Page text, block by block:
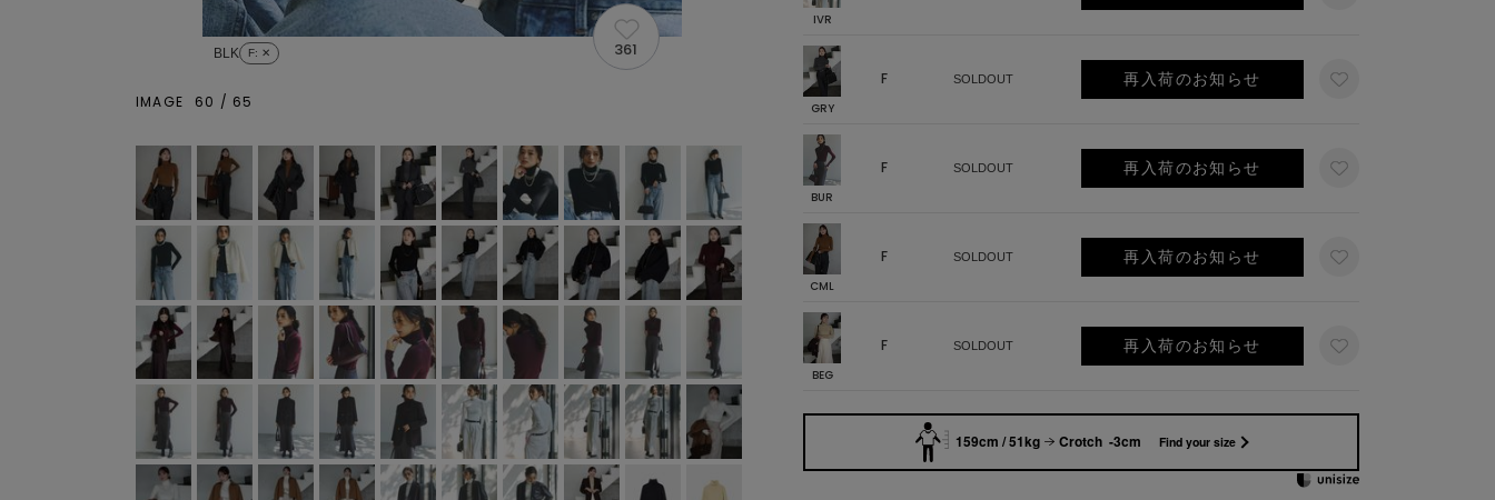
IVR
GRY
F SOLDOUT 再入荷のお知らせ
BUR
F SOLDOUT 再入荷のお知らせ
CML
F SOLDOUT 再入荷のお知らせ
BEG
F SOLDOUT 再入荷のお知らせ
159cm / 51kg Crotch -3cm Find your size
BLK F: ✕ 361
IMAGE 60 / 65